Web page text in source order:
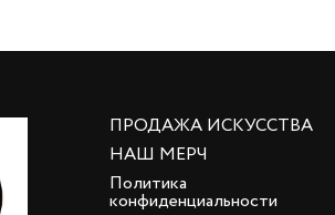
ПРОДАЖА ИСКУССТВА
НАШ МЕРЧ
Политика
конфиденциальности